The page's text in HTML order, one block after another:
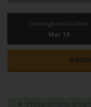
Consegna indicativa
Mar 18
Prezzi al netto di iva